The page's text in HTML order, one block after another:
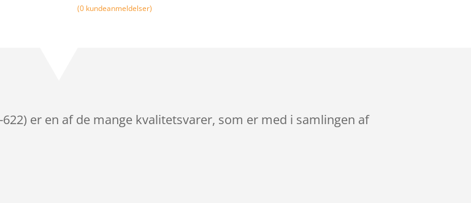
(0kundeanmeldelser)
er en af de mange kvalitetsvarer, som er med i samlingen af